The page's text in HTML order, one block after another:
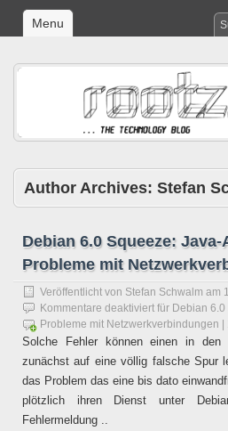
Menu
Author Archives: Stefan
Debian 6.0 Squeeze:
Probleme mit
Veröffentlicht von Stefan Schwalm am
Kommentare deaktiviert für Debian
Probleme mit Netzwerkverbindungen |
Solche Fehler können einen in den
zunächst auf eine völlig falsche Spur
das Problem das eine bis dato
plötzlich ihren Dienst unter
Fehlermeldung ..